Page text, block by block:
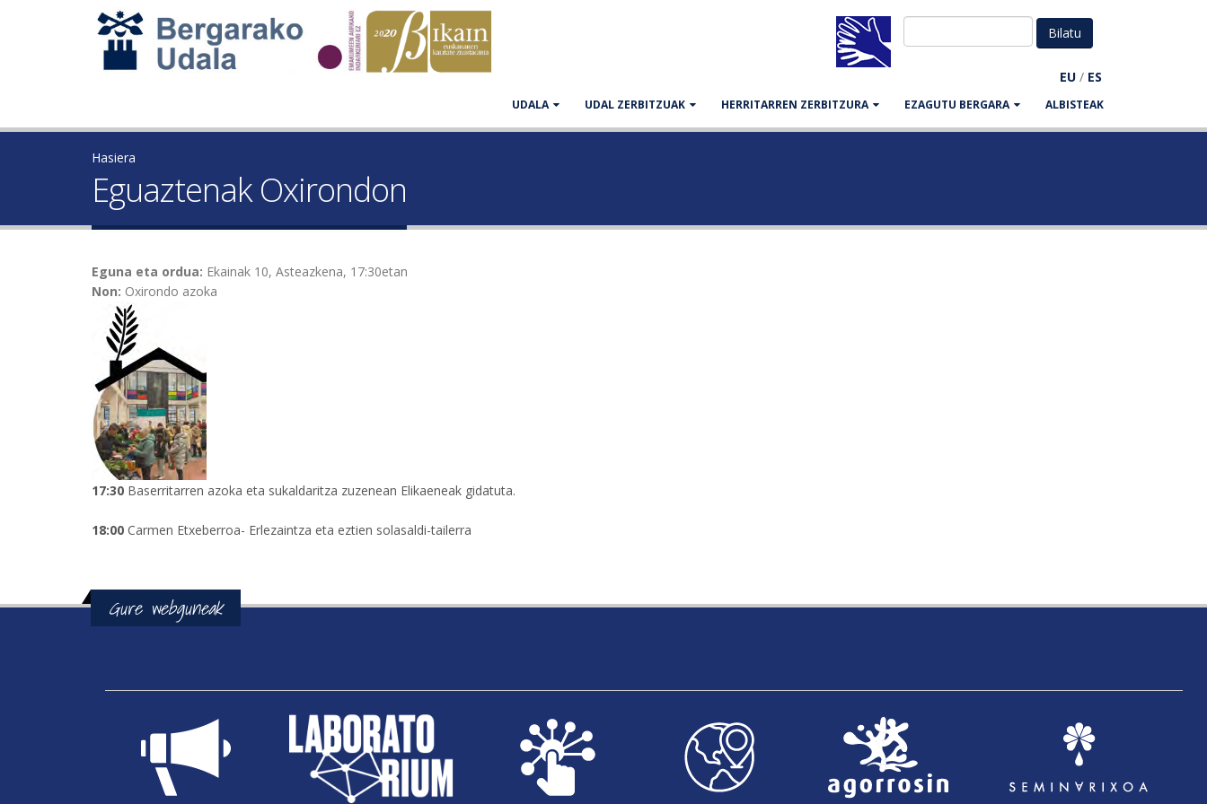
EU / ES
UDALA UDAL ZERBITZUAK HERRITARREN ZERBITZURA EZAGUTU BERGARA ALBISTEAK
Hasiera
Eguaztenak Oxirondon
Eguna eta ordua: Ekainak 10, Asteazkena, 17:30etan
Non: Oxirondo azoka
17:30 Baserritarren azoka eta sukaldaritza zuzenean Elikaeneak gidatuta.
18:00 Carmen Etxeberroa- Erlezaintza eta eztien solasaldi-tailerra
Gure webguneak